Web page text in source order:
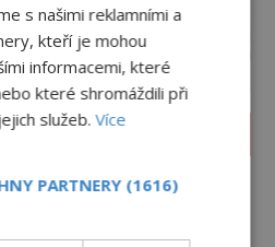
čistou vodu ke
Strčte hlavu pod
s našimi reklamními a
kteří je mohou
informacemi, které
které shromáždili při
služeb.Více
PARTNERY (1616)